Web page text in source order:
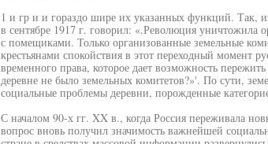
1 и гр и и гораздо шире их указанных функций. Так,
в сентябре 1917 г. говорил: «.Революция уничтожила
с помещиками. Только организованные земельные
крестьянами спокойствия в этот переходный момент
временного права, которое дает возможность
деревне не было земельных комитетов?»'. По сути,
социальные проблемы деревни, порожденные
С началом 90-х гг. XX в., когда Россия переживала
вопрос вновь получил значимость важнейшей